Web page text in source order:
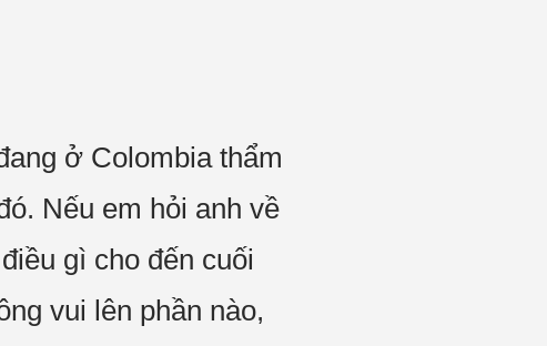
ở Colombia thẩm
Nếu em hỏi anh về
gì cho đến cuối
vui lên phần nào,